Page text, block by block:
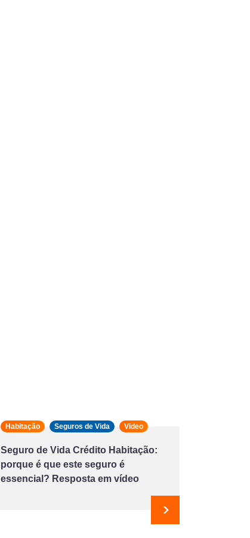
Habitação Seguros de Vida Video
Seguro de Vida Crédito Habitação:
porque é que este seguro é
essencial? Resposta em vídeo
Seguinte